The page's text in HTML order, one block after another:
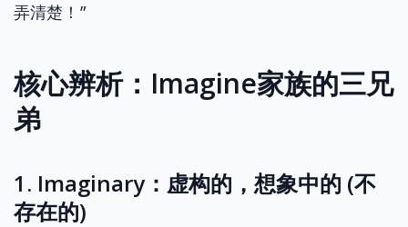
弄清楚！”
核心辨析：Imagine家族的三兄
弟
1. Imaginary：虚构的，想象中的 (不
存在的)